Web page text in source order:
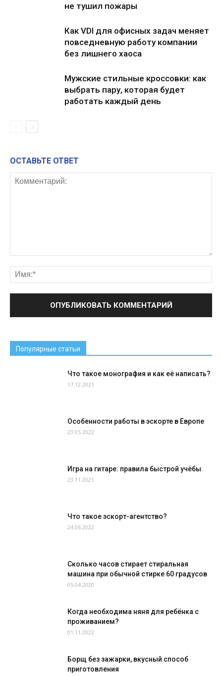
не тушил пожары
Как VDI для офисных задач меняет
повседневную работу компании
без лишнего хаоса
Мужские стильные кроссовки: как
выбрать пару, которая будет
работать каждый день
ОСТАВЬТЕ ОТВЕТ
Популярные статьи
Что такое монография и как её написать?
17.12.2021
Особенности работы в эскорте в Европе
23.05.2022
Игра на гитаре: правила быстрой учёбы
23.11.2021
Что такое эскорт-агентство?
24.06.2022
Сколько часов стирает стиральная
машина при обычной стирке 60 градусов
05.04.2020
Когда необходима няня для ребёнка с
проживанием?
01.11.2022
Борщ без зажарки, вкусный способ
приготовления